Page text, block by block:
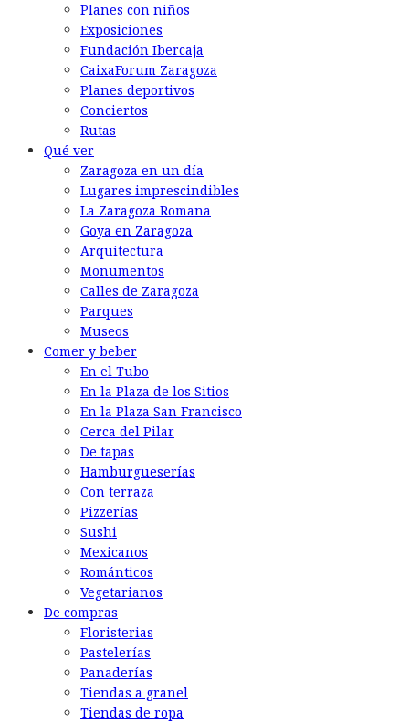
Planes con niños
Exposiciones
Fundación Ibercaja
CaixaForum Zaragoza
Planes deportivos
Conciertos
Rutas
Qué ver
Zaragoza en un día
Lugares imprescindibles
La Zaragoza Romana
Goya en Zaragoza
Arquitectura
Monumentos
Calles de Zaragoza
Parques
Museos
Comer y beber
En el Tubo
En la Plaza de los Sitios
En la Plaza San Francisco
Cerca del Pilar
De tapas
Hamburgueserías
Con terraza
Pizzerías
Sushi
Mexicanos
Románticos
Vegetarianos
De compras
Floristerias
Pastelerías
Panaderías
Tiendas a granel
Tiendas de ropa